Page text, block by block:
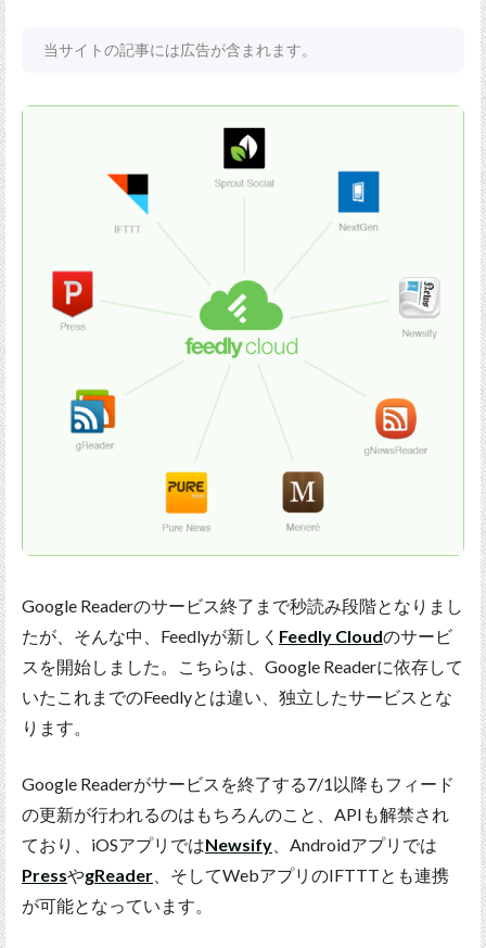
当サイトの記事には広告が含まれます。
Google Readerのサービス終了まで秒読み段階となりまし
たが、そんな中、Feedlyが新しく Feedly Cloudのサービ
スを開始しました。こちらは、Google Readerに依存して
いたこれまでのFeedlyとは違い、独立したサービスとな
ります。
Google Readerがサービスを終了する7/1以降もフィード
の更新が行われるのはもちろんのこと、APIも解禁され
ており、iOSアプリではNewsify 、Androidアプリでは
PressやgReader 、そしてWebアプリのIFTTTとも連携
が可能となっています。